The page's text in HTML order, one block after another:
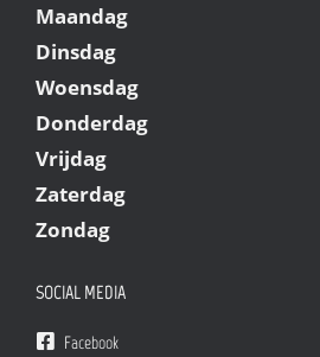
Maandag
Dinsdag
Woensdag
Donderdag
Vrijdag
Zaterdag
Zondag
SOCIAL MEDIA
Facebook